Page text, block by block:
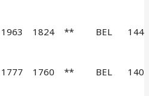
1963 1824 ** BEL 144
1777 1760 ** BEL 140